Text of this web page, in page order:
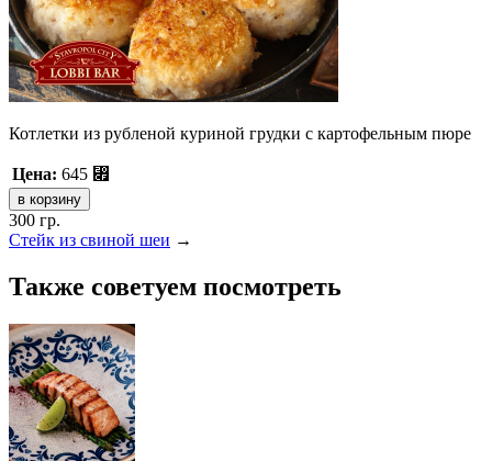
Котлетки из рубленой куриной грудки с картофельным пюре
Цена: 645 ⃏
300 гр.
Стейк из свиной шеи →
Также советуем посмотреть